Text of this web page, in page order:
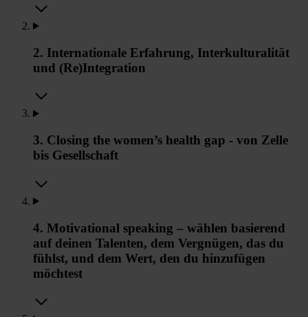
2. Internationale Erfahrung, Interkulturalität
und (Re)Integration
3. Closing the women’s health gap - von Zelle
bis Gesellschaft
4. Motivational speaking – wählen basierend
auf deinen Talenten, dem Vergnügen, das du
fühlst, und dem Wert, den du hinzufügen
möchtest